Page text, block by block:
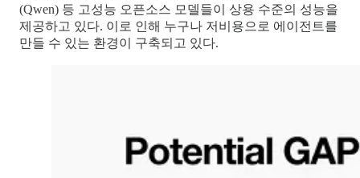
(Qwen) 등 고성능 오픈소스 모델들이 상용 수준의 성능을
제공하고 있다. 이로 인해 누구나 저비용으로 에이전트를
만들 수 있는 환경이 구축되고 있다.